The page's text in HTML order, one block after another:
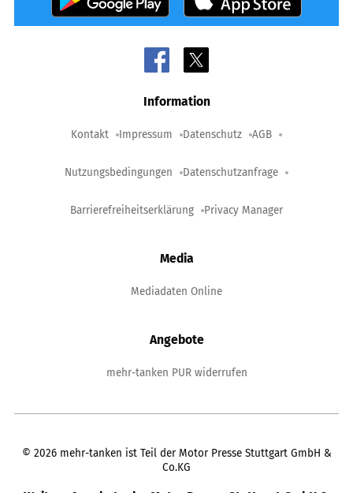
Information
Kontakt Impressum Datenschutz AGB
Nutzungsbedingungen Datenschutzanfrage
Barrierefreiheitserklärung Privacy Manager
Media
Mediadaten Online
Angebote
mehr-tanken PUR widerrufen
© 2026 mehr-tanken ist Teil der Motor Presse Stuttgart GmbH &
Co.KG